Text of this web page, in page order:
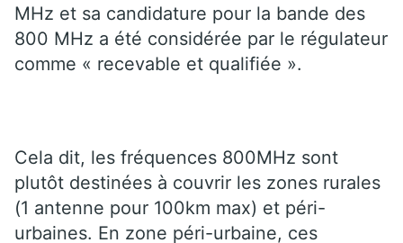
MHz et sa candidature pour la bande des
800 MHz a été considérée par le régulateur
comme « recevable et qualifiée ».
Cela dit, les fréquences 800MHz sont
plutôt destinées à couvrir les zones rurales
(1 antenne pour 100km max) et péri-
urbaines. En zone péri-urbaine, ces